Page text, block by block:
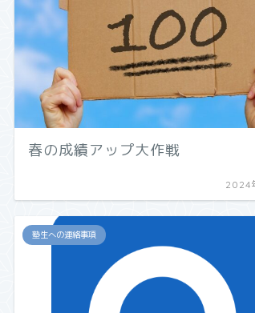
春の成績アップ大作戦
2024
塾生への連絡事項